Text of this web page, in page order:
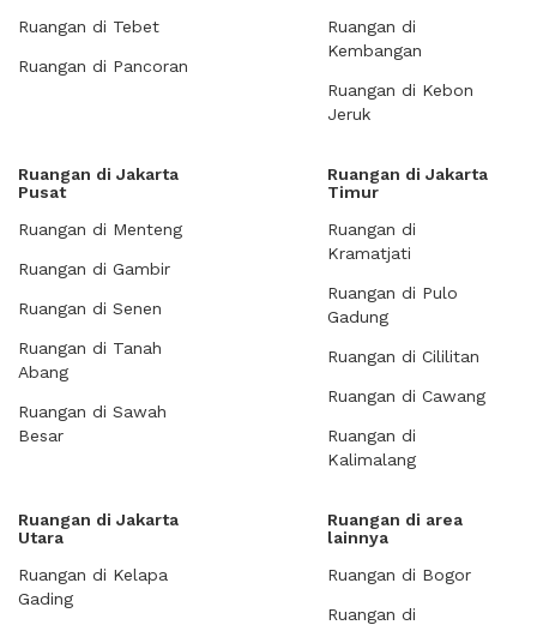
Ruangan di Tebet
Ruangan di Pancoran
Ruangan di
Kembangan
Ruangan di Kebon
Jeruk
Ruangan di Jakarta
Pusat
Ruangan di Menteng
Ruangan di Gambir
Ruangan di Senen
Ruangan di Tanah
Abang
Ruangan di Sawah
Besar
Ruangan di Jakarta
Timur
Ruangan di
Kramatjati
Ruangan di Pulo
Gadung
Ruangan di Cililitan
Ruangan di Cawang
Ruangan di
Kalimalang
Ruangan di Jakarta
Utara
Ruangan di Kelapa
Gading
Ruangan di area
lainnya
Ruangan di Bogor
Ruangan di